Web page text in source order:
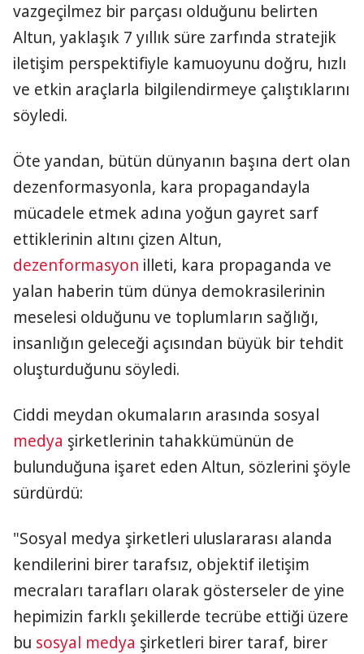
vazgeçilmez bir parçası olduğunu belirten
Altun, yaklaşık 7 yıllık süre zarfında stratejik
iletişim perspektifiyle kamuoyunu doğru, hızlı
ve etkin araçlarla bilgilendirmeye çalıştıklarını
söyledi.
Öte yandan, bütün dünyanın başına dert olan
dezenformasyonla, kara propagandayla
mücadele etmek adına yoğun gayret sarf
ettiklerinin altını çizen Altun,
dezenformasyon illeti, kara propaganda ve
yalan haberin tüm dünya demokrasilerinin
meselesi olduğunu ve toplumların sağlığı,
insanlığın geleceği açısından büyük bir tehdit
oluşturduğunu söyledi.
Ciddi meydan okumaların arasında sosyal
medya şirketlerinin tahakkümünün de
bulunduğuna işaret eden Altun, sözlerini şöyle
sürdürdü:
"Sosyal medya şirketleri uluslararası alanda
kendilerini birer tarafsız, objektif iletişim
mecraları tarafları olarak gösterseler de yine
hepimizin farklı şekillerde tecrübe ettiği üzere
bu sosyal medya şirketleri birer taraf, birer